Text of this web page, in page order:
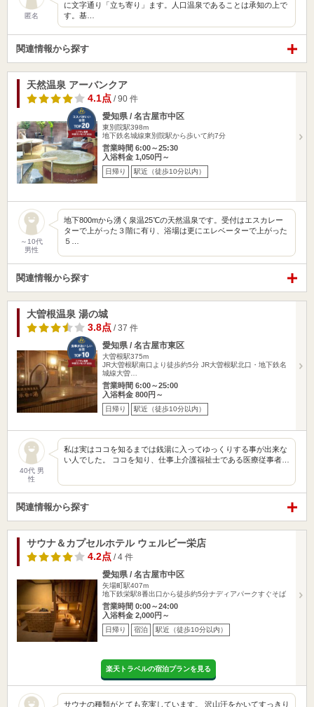
匿名
に文字通り「立ち寄り」ます。人口温泉であることは承知の上で
す。基…
関連情報から探す
天然温泉 アーバンクア
4.1点 / 90 件
愛知県 / 名古屋市中区
東別院駅398m
地下鉄名城線東別院駅から歩いて約7分
営業時間 6:00～25:30
入浴料金 1,050円～
日帰り 駅近（徒歩10分以内）
～10代
男性
地下800mから湧く泉温25℃の天然温泉です。受付はエスカレー
ターで上がった３階に有り、浴場は更にエレベーターで上がった
５…
関連情報から探す
大曽根温泉 湯の城
3.8点 / 37 件
愛知県 / 名古屋市東区
大曽根駅375m
JR大曽根駅南口より徒歩約5分 JR大曽根駅北口・地下鉄名
城線大曽…
営業時間 6:00～25:00
入浴料金 800円～
日帰り 駅近（徒歩10分以内）
40代 男
性
私は実はココを知るまでは銭湯に入ってゆっくりする事が出来な
い人でした。 ココを知り、仕事上介護福祉士である医療従事者…
関連情報から探す
サウナ＆カプセルホテル ウェルビー栄店
4.2点 / 4 件
愛知県 / 名古屋市中区
矢場町駅407m
地下鉄栄駅8番出口から徒歩約5分ナディアパークすぐそば
営業時間 0:00～24:00
入浴料金 2,000円～
日帰り 宿泊 駅近（徒歩10分以内）
楽天トラベルの宿泊プランを見る
サウナの種類がとても充実しています。 沢山汗をかいてすっきり